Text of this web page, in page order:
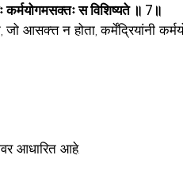
कर्मयोगमसक्तः स विशिष्यते ॥ 7॥
आसक्त्त न होता, कर्मेंद्रियांनी
आधारित आहे.